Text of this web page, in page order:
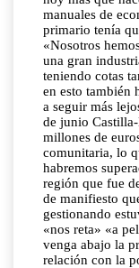
manuales de
primario tenía
«Nosotros
una gran
teniendo cotas
en esto también
a seguir más
de junio
millones de
comunitaria, lo
habremos
región que fue
de manifiesto
gestionando
«nos reta» «a
venga abajo la
relación con la